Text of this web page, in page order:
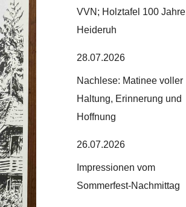
VVN; Holztafel 100 Jahre
Heideruh
28.07.2026
Nachlese: Matinee voller
Haltung, Erinnerung und
Hoffnung
26.07.2026
Impressionen vom
Sommerfest-Nachmittag